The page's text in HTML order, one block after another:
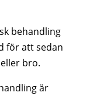
behandling
för att sedan
bro.
är